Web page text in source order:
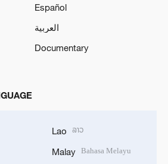
Español
العربية
Documentary
Lao ລາວ
Malay Bahasa Melayu